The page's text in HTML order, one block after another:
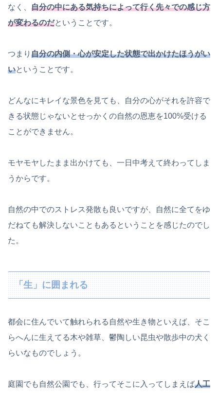
なく、 自分の中にある気持ちによって行く先々での感じ方
が変わるのだということです。
つまり 自分の内側・心が安定した状態で出かけたほうがい
いということです。
どんなにキレイな景色を見ても、自分の心がそれを許容で
きる状態じゃないとせっかくの自然の恩恵を100%受ける
ことができません。
モヤモヤしたまま出かけても、一日中考えて終わってしま
うからです。
自然の中でのストレス発散も良いですが、自然に全てをゆ
だねても解決しないこともあるということを感じたのでし
た。
「生」に囲まれる
都会に住んでいて触れられる自然や生き物といえば、そこ
らへんに生えてる木や雑草、鬱陶しい昆虫や散歩中の犬く
らいなものでしょう。
庭園でも自然公園でも、行ってそこに入ってしまえば人工